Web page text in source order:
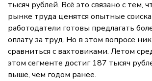
тысяч рублей. Всё это связано с тем,
рынке труда ценятся опытные
работодатели готовы предлагать
оплату за труд. Но в этом вопросе
сравниться с вахтовиками. Летом
этом сегменте достиг 187 тысяч
выше, чем годом ранее.